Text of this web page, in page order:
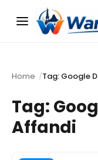
Menu
Home Tag: Google
Tag:
Affandi